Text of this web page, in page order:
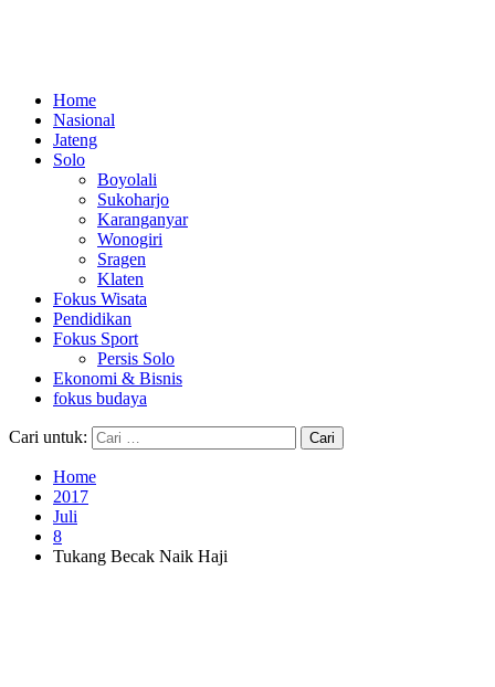
Home
Nasional
Jateng
Solo
Boyolali
Sukoharjo
Karanganyar
Wonogiri
Sragen
Klaten
Fokus Wisata
Pendidikan
Fokus Sport
Persis Solo
Ekonomi & Bisnis
fokus budaya
Cari untuk:
Home
2017
Juli
8
Tukang Becak Naik Haji